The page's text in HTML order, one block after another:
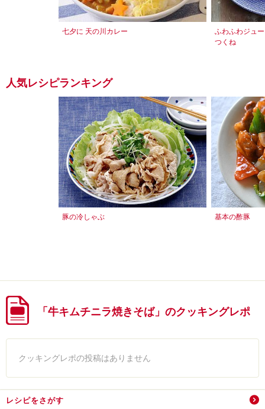
七夕に 天の川カレー
ふわふわジュ
つくね
人気レシピランキング
豚の冷しゃぶ 基本の酢豚
「牛キムチニラ焼きそば」のクッキングレポ
クッキングレポの投稿はありません
レシピをさがす